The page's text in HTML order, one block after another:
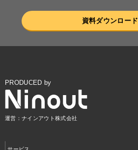
資料ダウンロード
PRODUCED by
運営：ナインアウト株式会社